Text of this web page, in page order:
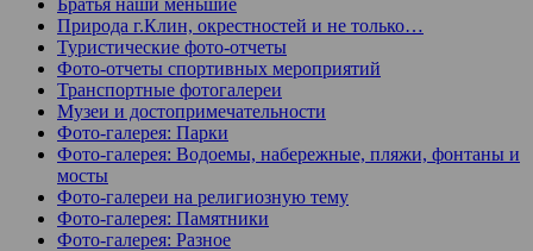
Братья наши меньшие
Природа г.Клин, окрестностей и не только…
Туристические фото-отчеты
Фото-отчеты спортивных мероприятий
Транспортные фотогалереи
Музеи и достопримечательности
Фото-галерея: Парки
Фото-галерея: Водоемы, набережные, пляжи, фонтаны и
мосты
Фото-галереи на религиозную тему
Фото-галерея: Памятники
Фото-галерея: Разное